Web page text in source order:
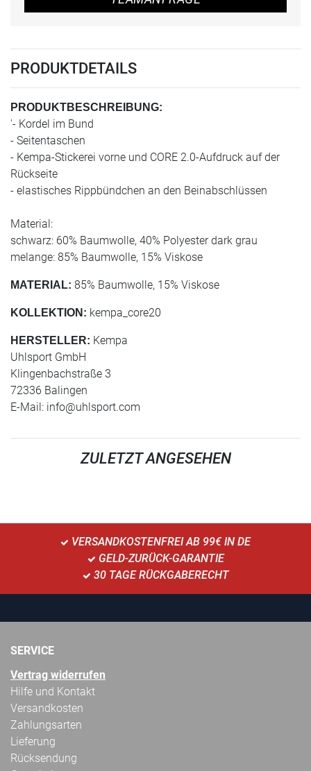
PRODUKTDETAILS
PRODUKTBESCHREIBUNG:
'- Kordel im Bund
- Seitentaschen
- Kempa-Stickerei vorne und CORE 2.0-Aufdruck auf der
Rückseite
- elastisches Rippbündchen an den Beinabschlüssen
Material:
schwarz: 60% Baumwolle, 40% Polyester dark grau
melange: 85% Baumwolle, 15% Viskose
MATERIAL: 85% Baumwolle, 15% Viskose
KOLLEKTION: kempa_core20
HERSTELLER: Kempa
Uhlsport GmbH
Klingenbachstraße 3
72336 Balingen
E-Mail: info@uhlsport.com
ZULETZT ANGESEHEN
VERSANDKOSTENFREI AB 99€ IN DE
GELD-ZURÜCK-GARANTIE
30 TAGE RÜCKGABERECHT
SERVICE
Vertrag widerrufen
Hilfe und Kontakt
Versandkosten
Zahlungsarten
Lieferung
Rücksendung